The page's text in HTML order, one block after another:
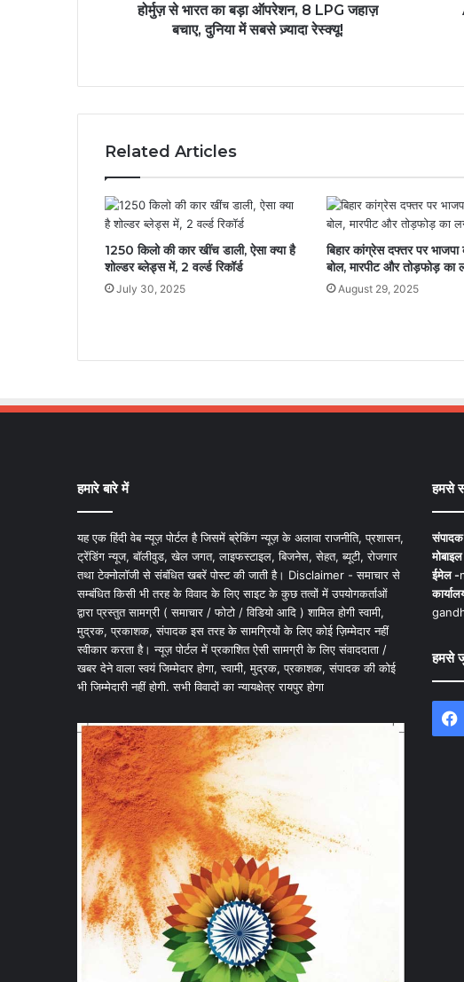
होर्मुज़ से भारत का बड़ा ऑपरेशन, 8 LPG जहाज़
बचाए, दुनिया में सबसे ज़्यादा रेस्क्यू!
Related Articles
1250 किलो की कार खींच डाली, ऐसा क्या है
शोल्डर ब्लेड्स में, 2 वर्ल्ड रिकॉर्ड
July 30, 2025
बिहार कांग्रेस दफ्तर पर भाजपा
बोल, मारपीट और तोड़फोड़ का
August 29, 2025
हमारे बारे में
यह एक हिंदी वेब न्यूज़ पोर्टल है जिसमें ब्रेकिंग न्यूज़ के अलावा राजनीति, प्रशासन,
ट्रेंडिंग न्यूज, बॉलीवुड, खेल जगत, लाइफस्टाइल, बिजनेस, सेहत, ब्यूटी, रोजगार
तथा टेक्नोलॉजी से संबंधित खबरें पोस्ट की जाती है। Disclaimer - समाचार से
सम्बंधित किसी भी तरह के विवाद के लिए साइट के कुछ तत्वों में उपयोगकर्ताओं
द्वारा प्रस्तुत सामग्री ( समाचार / फोटो / विडियो आदि ) शामिल होगी स्वामी,
मुद्रक, प्रकाशक, संपादक इस तरह के सामग्रियों के लिए कोई ज़िम्मेदार नहीं
स्वीकार करता है। न्यूज़ पोर्टल में प्रकाशित ऐसी सामग्री के लिए संवाददाता /
खबर देने वाला स्वयं जिम्मेदार होगा, स्वामी, मुद्रक, प्रकाशक, संपादक की कोई
भी जिम्मेदारी नहीं होगी. सभी विवादों का न्यायक्षेत्र रायपुर होगा
हमसे
ईमेल -
हमसे